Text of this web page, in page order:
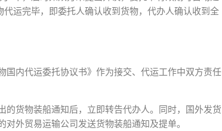
运完毕，即委托人确认收到货物，代办人确认收到全
内代运委托协议书》作为接交、代运工作中双方责任
货物装船通知后，立即转告代办人。同时，国外发货
外贸易运输公司发送货物装船通知及提单。